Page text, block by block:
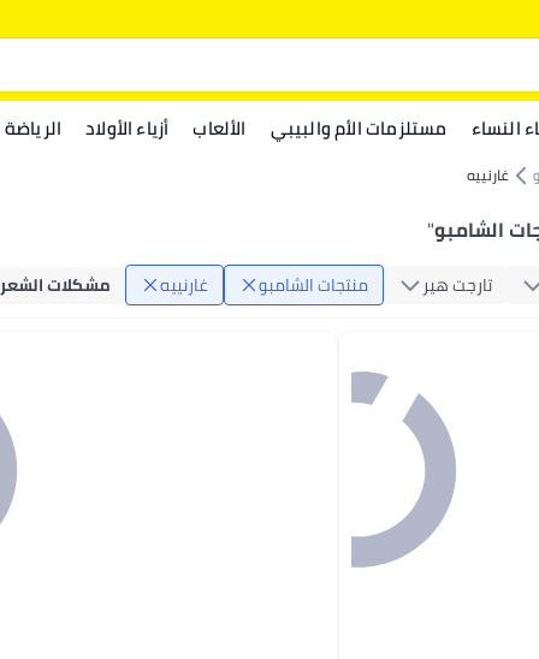
النساء مستلزمات الأم والبيبي الألعاب أزياء الأولاد الرياضة
غارنييه
الشامبو"
تارجت هير منتجات الشامبو غارنييه مشكلات الشعر